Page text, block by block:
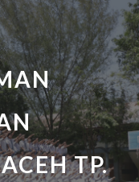
Skip to navigation
TP.